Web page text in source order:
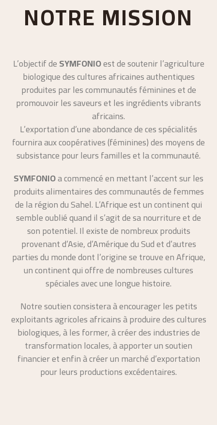
NOTRE MISSION
L’objectif deSYMFONIOest de soutenir l’agriculture
biologique des cultures africaines authentiques
produites par les communautés féminines et de
promouvoir les saveurs et les ingrédients vibrants
africains.
L’exportation d’une abondance de ces spécialités
fournira aux coopératives (féminines) des moyens de
subsistance pour leurs familles et la communauté.
SYMFONIOa commencé en mettant l’accent sur les
produits alimentaires des communautés de femmes
de la région du Sahel. L’Afrique est un continent qui
semble oublié quand il s’agit de sa nourriture et de
son potentiel. Il existe de nombreux produits
provenant d’Asie, d’Amérique du Sud et d’autres
parties du monde dont l’origine se trouve en Afrique,
un continent qui offre de nombreuses cultures
spéciales avec une longue histoire.
Notre soutien consistera à encourager les petits
exploitants agricoles africains à produire des cultures
biologiques, à les former, à créer des industries de
transformation locales, à apporter un soutien
financier et enfin à créer un marché d’exportation
pour leurs productions excédentaires.